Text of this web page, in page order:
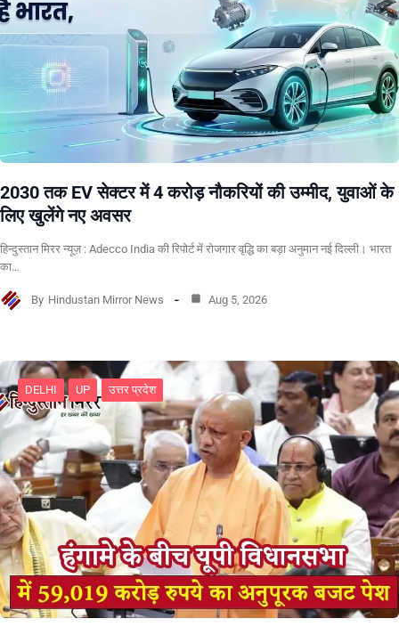
2030 तक EV सेक्टर में 4 करोड़ नौकरियों की उम्मीद, युवाओं के
लिए खुलेंगे नए अवसर
हिन्दुस्तान मिरर न्यूज़ : Adecco India की रिपोर्ट में रोजगार वृद्धि का बड़ा अनुमान नई दिल्ली। भारत
का…
By Hindustan Mirror News Aug 5, 2026
DELHI UP उत्तर प्रदेश